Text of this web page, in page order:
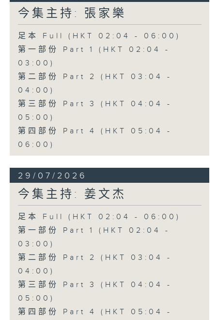
今集主持: 張家樂
足本 Full (HKT 02:04 - 06:00)
第一部份 Part 1 (HKT 02:04 -
03:00)
第二部份 Part 2 (HKT 03:04 -
04:00)
第三部份 Part 3 (HKT 04:04 -
05:00)
第四部份 Part 4 (HKT 05:04 -
06:00)
29/07/2026
今集主持: 姜文杰
足本 Full (HKT 02:04 - 06:00)
第一部份 Part 1 (HKT 02:04 -
03:00)
第二部份 Part 2 (HKT 03:04 -
04:00)
第三部份 Part 3 (HKT 04:04 -
05:00)
第四部份 Part 4 (HKT 05:04 -